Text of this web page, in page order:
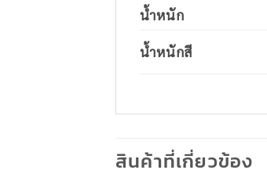
น้ำหนัก
น้ำหนักสี
สินค้าที่เกี่ยวข้อง